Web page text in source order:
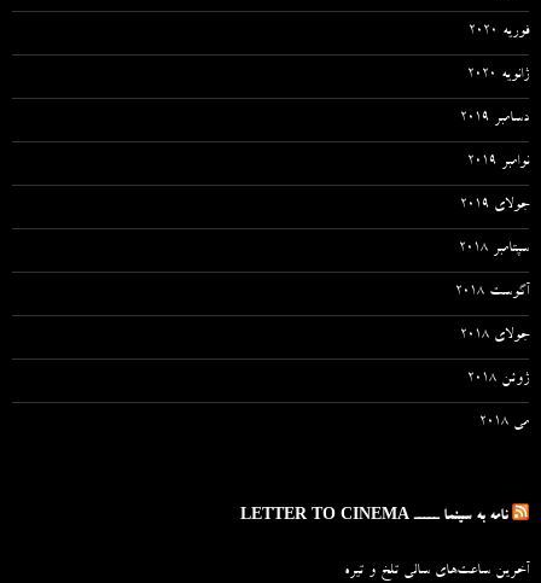
فوریه 2020
ژانویه 2020
دسامبر 2019
نوامبر 2019
جولای 2019
سپتامبر 2018
آگوست 2018
جولای 2018
ژوئن 2018
می 2018
نامه به سینما ـــــ LETTER TO CINEMA
آخرین ساعت‌های سالی تلخ و تیره